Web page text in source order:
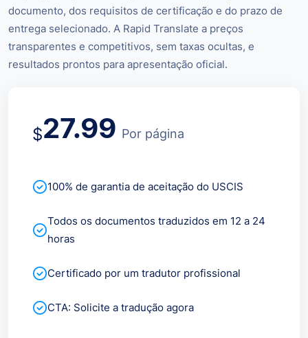
documento, dos requisitos de certificação e do prazo de
entrega selecionado. A Rapid Translate a preços
transparentes e competitivos, sem taxas ocultas, e
resultados prontos para apresentação oficial.
$27.99 Por página
100% de garantia de aceitação do USCIS
Todos os documentos traduzidos em 12 a 24
horas
Certificado por um tradutor profissional
CTA: Solicite a tradução agora